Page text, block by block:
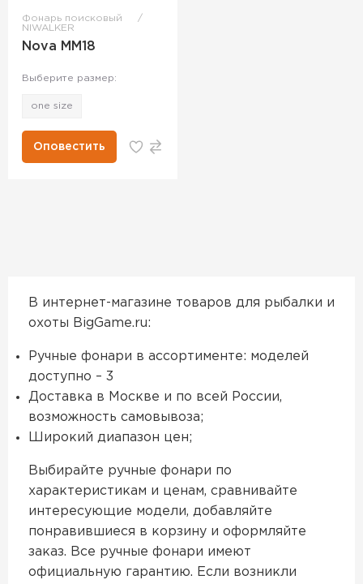
Фонарь поисковый
NIWALKER
Nova MM18
Выберите размер:
one size
Оповестить
В интернет-магазине товаров для рыбалки и
охоты BigGame.ru:
Ручные фонари в ассортименте: моделей
доступно – 3
Доставка в Москве и по всей России,
возможность самовывоза;
Широкий диапазон цен;
Выбирайте ручные фонари по
характеристикам и ценам, сравнивайте
интересующие модели, добавляйте
понравившиеся в корзину и оформляйте
заказ. Все ручные фонари имеют
официальную гарантию. Если возникли